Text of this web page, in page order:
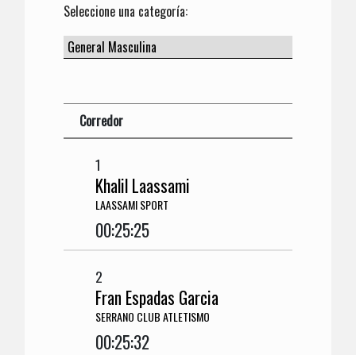
Seleccione una categoría:
Corredor
1
Khalil Laassami
LAASSAMI SPORT
00:25:25
2
Fran Espadas Garcia
SERRANO CLUB ATLETISMO
00:25:32